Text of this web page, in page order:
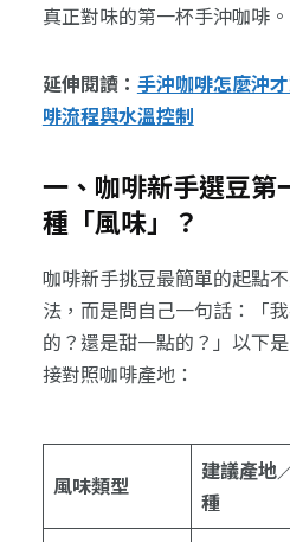
真正對味的第一杯手沖咖啡。
延伸閱讀： 手沖咖啡怎麼沖
啡流程與水溫控制
一、咖啡新手選豆第
種「風味」？
咖啡新手挑豆最簡單的起點
法，而是問自己一句話：「
的？還是甜一點的？」以下
接對照咖啡產地：
風味類型
建議產地
種